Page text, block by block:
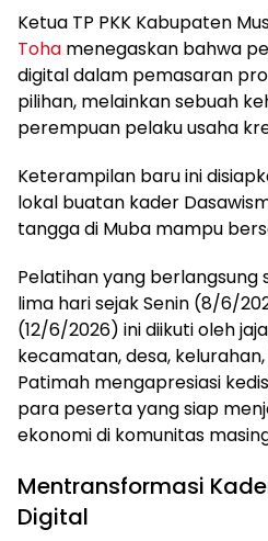
Ketua TP PKK Kabupaten
Toha menegaskan bahwa
digital dalam pemasaran
pilihan, melainkan sebuah
perempuan pelaku usaha
Keterampilan baru ini
lokal buatan kader
tangga di Muba mampu
Pelatihan yang berlangsung
lima hari sejak Senin (8/6/
(12/6/2026) ini diikuti oleh
kecamatan, desa,
Patimah mengapresiasi
para peserta yang siap
ekonomi di komunitas
Mentransformasi
Digital